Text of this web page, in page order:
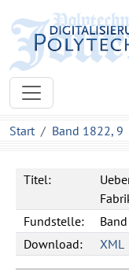
Start Band 1822, 9
Titel:
Fundstelle:
Download:
XML